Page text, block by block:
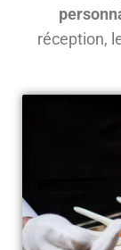
réception,